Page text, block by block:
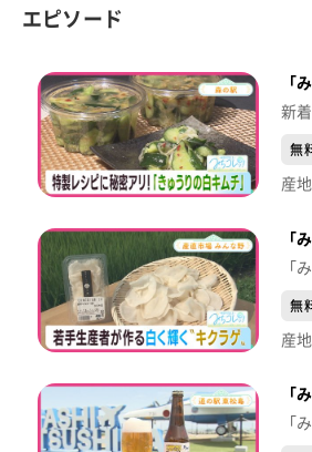
エピソード
「
新
無
「
「
無
「
「